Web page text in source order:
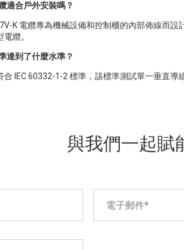
適合戶外安裝嗎？
K 電纜專為機械設備和控制櫃的內部佈線而
纜。
達到了什麼水準？
合 IEC 60332-1-2 標準，該標準測試單一垂直
與我們一起賦